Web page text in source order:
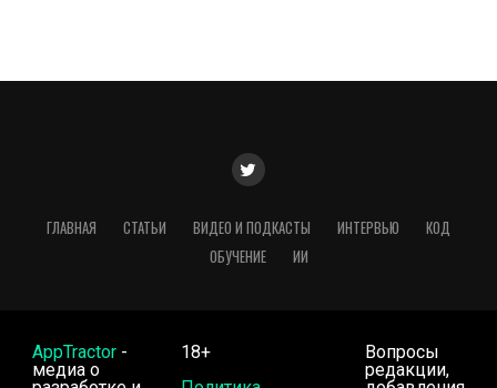
ГЛАВНАЯ СТАТЬИ ВИДЕО И ПОДКАСТЫ ИНТЕРВЬЮ
КОД
ОБУЧЕНИЕ
ИИ
AppTractor-
медиа о
18+
Вопросы
редакции,